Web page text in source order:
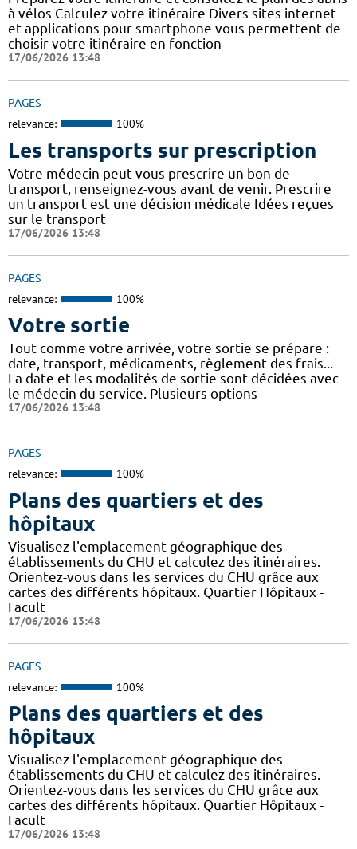
à vélos Calculez votre itinéraire Divers sites internet
et applications pour smartphone vous permettent de
choisir votre itinéraire en fonction
17/06/2026 13:48
PAGES
relevance: 100%
Les transports sur prescription
Votre médecin peut vous prescrire un bon de
transport, renseignez-vous avant de venir. Prescrire
un transport est une décision médicale Idées reçues
sur le transport
17/06/2026 13:48
PAGES
relevance: 100%
Votre sortie
Tout comme votre arrivée, votre sortie se prépare :
date, transport, médicaments, règlement des frais...
La date et les modalités de sortie sont décidées avec
le médecin du service. Plusieurs options
17/06/2026 13:48
PAGES
relevance: 100%
Plans des quartiers et des
hôpitaux
Visualisez l'emplacement géographique des
établissements du CHU et calculez des itinéraires.
Orientez-vous dans les services du CHU grâce aux
cartes des différents hôpitaux. Quartier Hôpitaux -
Facult
17/06/2026 13:48
PAGES
relevance: 100%
Plans des quartiers et des
hôpitaux
Visualisez l'emplacement géographique des
établissements du CHU et calculez des itinéraires.
Orientez-vous dans les services du CHU grâce aux
cartes des différents hôpitaux. Quartier Hôpitaux -
Facult
17/06/2026 13:48